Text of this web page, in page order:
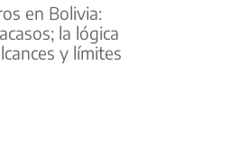
en Bolivia:
la lógica
y límites